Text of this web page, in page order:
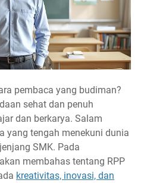
pembaca yang budiman?
sehat dan penuh
dan berkarya. Salam
yang tengah menekuni dunia
SMK. Pada
membahas tentang RPP
kreativitas, inovasi, dan